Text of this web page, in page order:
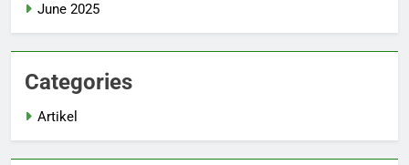
June 2025
Categories
Artikel